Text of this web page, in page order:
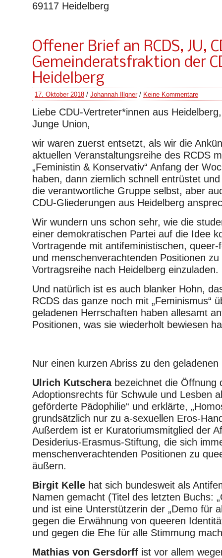
69117 Heidelberg
Offener Brief an RCDS, JU,
Gemeinderatsfraktion der
Heidelberg
17. Oktober 2018 / Johannah Illgner/ Keine Kommentare
Liebe CDU-Vertreter*innen aus
Junge Union,
wir waren zuerst entsetzt, als wir die
aktuellen Veranstaltungsreihe des RCDS
„Feministin & Konservativ“ Anfang der
haben, dann ziemlich schnell entrüstet
die verantwortliche Gruppe selbst, aber
CDU-Gliederungen aus Heidelberg
Wir wundern uns schon sehr, wie die
einer demokratischen Partei auf die Idee
Vortragende mit antifeministischen,
und menschenverachtenden Positionen zu
Vortragsreihe nach Heidelberg einzuladen.
Und natürlich ist es auch blanker Hohn,
RCDS das ganze noch mit „Feminismus“
geladenen Herrschaften haben allesamt
Positionen, was sie wiederholt bewiesen
Nur einen kurzen Abriss zu den geladenen
Ulrich Kutscherabezeichnet die Öffnung
Adoptionsrechts für Schwule und Lesben
geförderte Pädophilie“ und erklärte,
grundsätzlich nur zu a-sexuellen Eros-
Außerdem ist er Kuratoriumsmitglied der
Desiderius-Erasmus-Stiftung, die sich
menschenverachtenden Positionen zu
äußern.
Birgit Kelle hat sich bundesweit als
Namen gemacht (Titel des letzten Buchs:
und ist eine Unterstützerin der „Demo für
gegen die Erwähnung von queeren
und gegen die Ehe für alle Stimmung
Mathias von Gersdorff ist vor allem